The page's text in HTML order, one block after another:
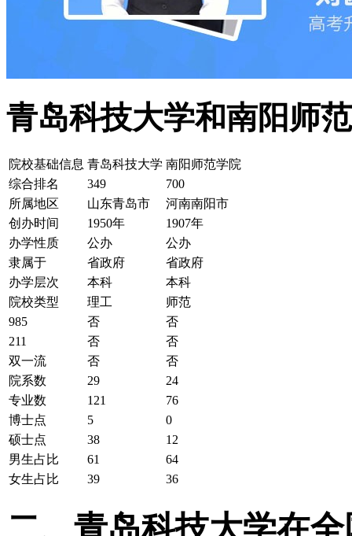
青岛科技大学和南阳师
院校基础信息 青岛科技大学 南阳师范学院
综合排名
349
700
所属地区
山东青岛市
河南南阳市
创办时间
1950年
1907年
办学性质
公办
公办
隶属于
省政府
省政府
办学层次
本科
本科
院校类型
理工
师范
985
否
否
211
否
否
双一流
否
否
院系数
29
24
专业数
121
76
博士点
5
0
硕士点
38
12
男生占比
61
64
女生占比
39 36
二、青岛科技大学在